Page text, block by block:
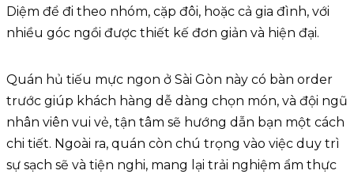
Diệm để đi theo nhóm, cặp đôi, hoặc cả gia đình, với
nhiều góc ngồi được thiết kế đơn giản và hiện đại.
Quán hủ tiếu mực ngon ở Sài Gòn này có bàn order
trước giúp khách hàng dễ dàng chọn món, và đội ngũ
nhân viên vui vẻ, tận tâm sẽ hướng dẫn bạn một cách
chi tiết. Ngoài ra, quán còn chú trọng vào việc duy trì
sự sạch sẽ và tiện nghi, mang lại trải nghiệm ẩm thực